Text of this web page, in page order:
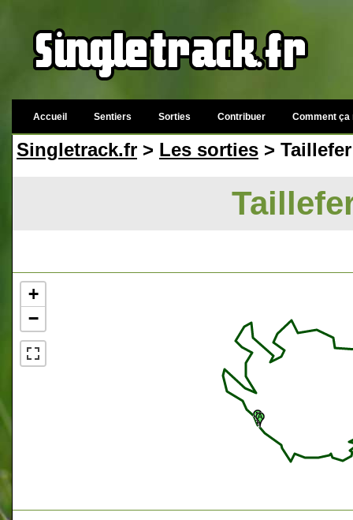
Accueil Sentiers Sorties Contribuer Comment ça
Singletrack.fr > Les sorties >
+
−